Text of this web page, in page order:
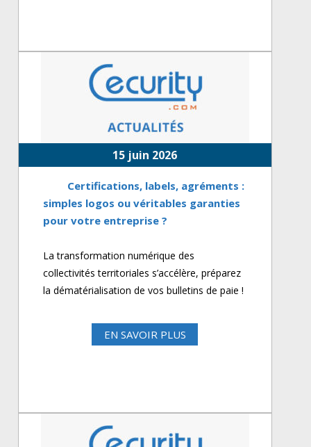
15 juin 2026
Certifications, labels, agréments :
simples logos ou véritables garanties
pour votre entreprise ?
La transformation numérique des
collectivités territoriales s’accélère, préparez
la dématérialisation de vos bulletins de paie !
EN SAVOIR PLUS